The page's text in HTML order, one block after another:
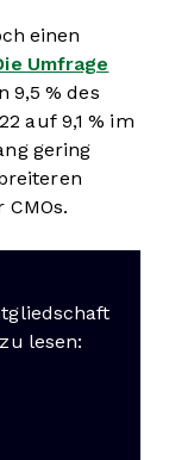
einen
Umfrage
9,5 % des
auf 9,1 % im
gering
lesen: